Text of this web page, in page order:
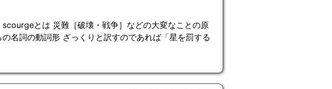
とは 災難［破壊・戦争］などの大変なことの原
名詞の動詞形 ざっくりと訳すのであれば「星を罰する